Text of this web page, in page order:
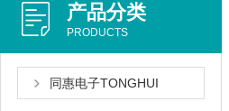
产品分类
PRODUCTS
同惠电子TONGHUI